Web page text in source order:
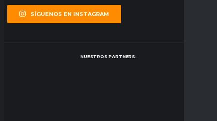
SÍGUENOS EN INSTAGRAM
NUESTROS PARTNERS: